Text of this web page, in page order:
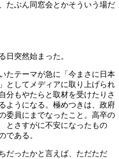
たぶん同窓会とかそういう場だ
突然始まった。
たテーマが急に「今まさに日本
としてメディアに取り上げられ
分もやたらと取材を受けたりさ
ようになる。極めつきは、政府
委員にまでなったこと。高卒の
とさすがに不安になったもの
である。
だったかと言えば、ただただ